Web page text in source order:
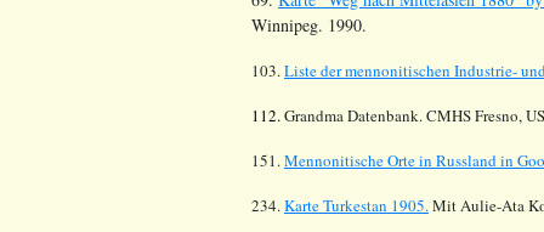
Winnipeg. 1990.
103.Liste der mennonitischen Industrie-
112.Grandma Datenbank. CMHS Fresno,
151.Mennonitische Orte in Russland in
234.Karte Turkestan 1905.Mit Aulie-Ata